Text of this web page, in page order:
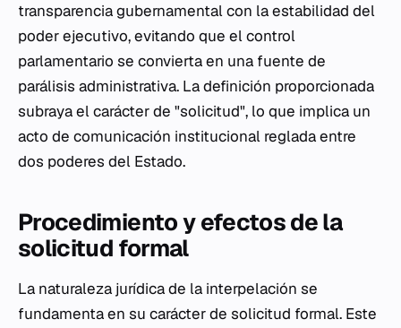
transparencia gubernamental con la estabilidad del
poder ejecutivo, evitando que el control
parlamentario se convierta en una fuente de
parálisis administrativa. La definición proporcionada
subraya el carácter de "solicitud", lo que implica un
acto de comunicación institucional reglada entre
dos poderes del Estado.
Procedimiento y efectos de la
solicitud formal
La naturaleza jurídica de la interpelación se
fundamenta en su carácter de solicitud formal. Este